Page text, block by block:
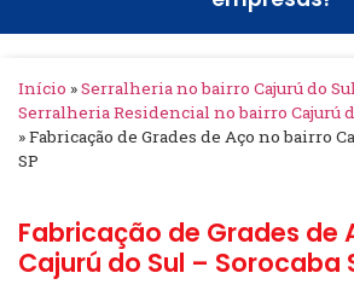
Início »Serralheria no bairro Cajurú do
Serralheria Residencial no bairro Cajurú
»Fabricação de Grades de Aço no bairro
SP
Fabricação de Grades de
Cajurú do Sul – Sorocaba